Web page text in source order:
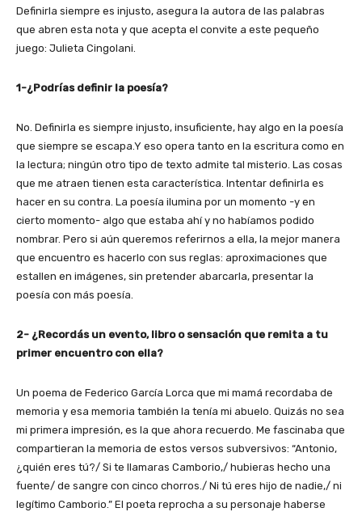
Definirla siempre es injusto, asegura la autora de las palabras
que abren esta nota y que acepta el convite a este pequeño
juego: Julieta Cingolani.
1-¿Podrías definir la poesía?
No. Definirla es siempre injusto, insuficiente, hay algo en la poesía
que siempre se escapa.Y eso opera tanto en la escritura como en
la lectura; ningún otro tipo de texto admite tal misterio. Las cosas
que me atraen tienen esta característica. Intentar definirla es
hacer en su contra. La poesía ilumina por un momento -y en
cierto momento- algo que estaba ahí y no habíamos podido
nombrar. Pero si aún queremos referirnos a ella, la mejor manera
que encuentro es hacerlo con sus reglas: aproximaciones que
estallen en imágenes, sin pretender abarcarla, presentar la
poesía con más poesía.
2- ¿Recordás un evento, libro o sensación que remita a tu
primer encuentro con ella?
Un poema de Federico García Lorca que mi mamá recordaba de
memoria y esa memoria también la tenía mi abuelo. Quizás no sea
mi primera impresión, es la que ahora recuerdo. Me fascinaba que
compartieran la memoria de estos versos subversivos: “Antonio,
¿quién eres tú?/ Si te llamaras Camborio,/ hubieras hecho una
fuente/ de sangre con cinco chorros./ Ni tú eres hijo de nadie,/ ni
legítimo Camborio.” El poeta reprocha a su personaje haberse